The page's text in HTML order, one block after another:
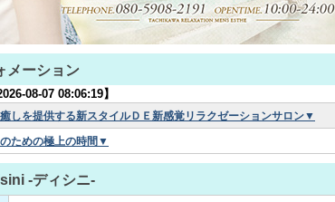
メーション
08-07 08:06:19】
しを提供する新スタイルＤＥ新感覚リラクゼーションサロン▼
ための極上の時間▼
-ディシニ-